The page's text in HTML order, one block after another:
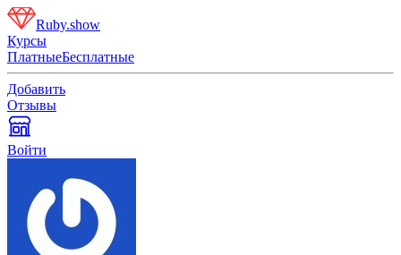
Ruby.show
Курсы
ПлатныеБесплатные
Добавить
Отзывы
Войти